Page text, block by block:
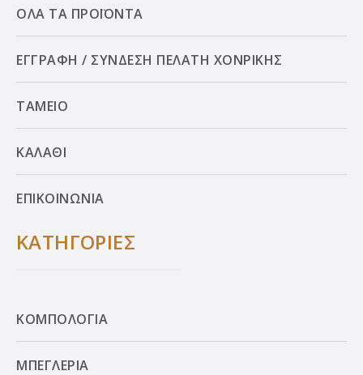
ΟΛΑ ΤΑ ΠΡΟΪΟΝΤΑ
ΕΓΓΡΑΦΗ / ΣΥΝΔΕΣΗ ΠΕΛΑΤΗ ΧΟΝΡΙΚΗΣ
ΤΑΜΕΙΟ
ΚΑΛΑΘΙ
ΕΠΙΚΟΙΝΩΝΙΑ
ΚΑΤΗΓΟΡΙΕΣ
ΚΟΜΠΟΛΟΓΙΑ
ΜΠΕΓΛΕΡΙΑ